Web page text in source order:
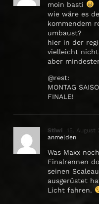
moin basti
wie wäre es
kommendem
umbaust?
hier in der
vielleicht
aber
@rest:
MONTAG
FINALE!
Stiwi 15. August
anmelden
Was Maxx
Finalrennen
seinen
ausgerüstet
Licht fahren.